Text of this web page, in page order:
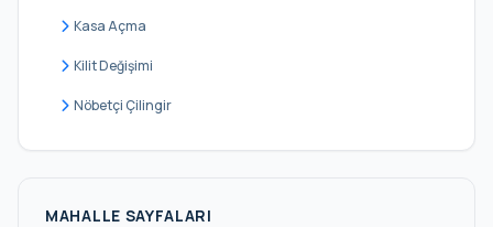
Kabakoz
Kasa Açma
Kilit Değişimi
Nöbetçi Çilingir
MAHALLE SAYFALARI